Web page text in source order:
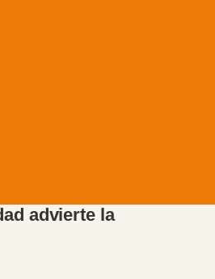
advierte la